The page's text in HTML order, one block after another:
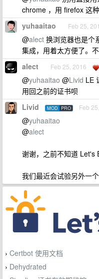
chrome ，用 firefox 这
yuhaaitao Feb 25,
@alect 换浏览器也是个
集成，用着太方便了。
alect Feb 25, 2016
@yuhaaitao @Livid LE
用回之前的证书呗
Livid MOD PRO Feb
@yuhaaitao
@alect
谢谢，之前不知道 Let's
我们最近会试验另外一个
› Certbot 使用文档
› Dehydrated